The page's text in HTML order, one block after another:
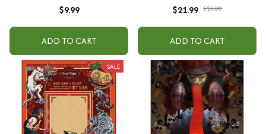
$9.99
ADD TO CART
$21.99 $24.00
ADD TO CART
SALE